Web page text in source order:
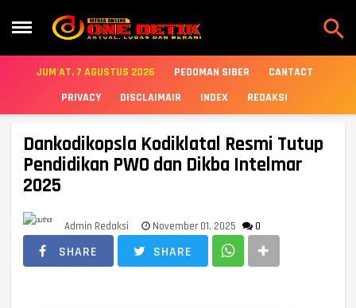

JUM'AT, 7 AGUSTUS 2026 PEDOMAN SIBER
CANTACT
PRIVACY
DISCLAIMAIR INDEX REDAKSI
Dankodikopsla Kodiklatal Resmi Tutup
Pendidikan PWO dan Dikba Intelmar
2025
Admin Redaksi November 01, 2025 0
SHARE SHARE